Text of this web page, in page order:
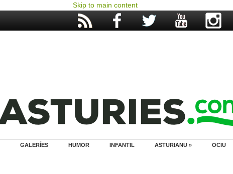
Skip to main content
GALERÍES HUMOR INFANTIL ASTURIANU » OCIU